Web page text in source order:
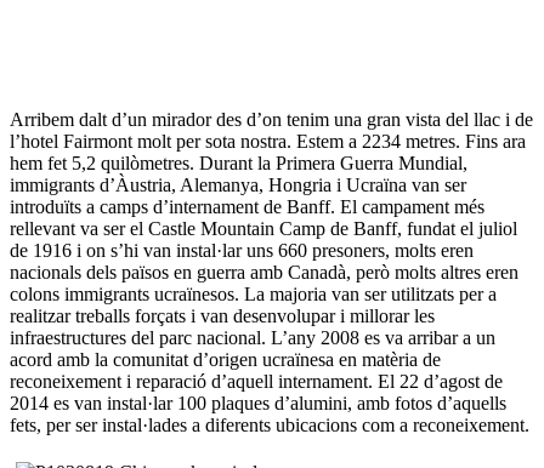
Arribem dalt d’un mirador des d’on tenim una gran vista del llac i de
l’hotel Fairmont molt per sota nostra. Estem a 2234 metres. Fins ara
hem fet 5,2 quilòmetres. Durant la Primera Guerra Mundial,
immigrants d’Àustria, Alemanya, Hongria i Ucraïna van ser
introduïts a camps d’internament de Banff. El campament més
rellevant va ser el Castle Mountain Camp de Banff, fundat el juliol
de 1916 i on s’hi van instal·lar uns 660 presoners, molts eren
nacionals dels països en guerra amb Canadà, però molts altres eren
colons immigrants ucraïnesos. La majoria van ser utilitzats per a
realitzar treballs forçats i van desenvolupar i millorar les
infraestructures del parc nacional. L’any 2008 es va arribar a un
acord amb la comunitat d’origen ucraïnesa en matèria de
reconeixement i reparació d’aquell internament. El 22 d’agost de
2014 es van instal·lar 100 plaques d’alumini, amb fotos d’aquells
fets, per ser instal·lades a diferents ubicacions com a reconeixement.